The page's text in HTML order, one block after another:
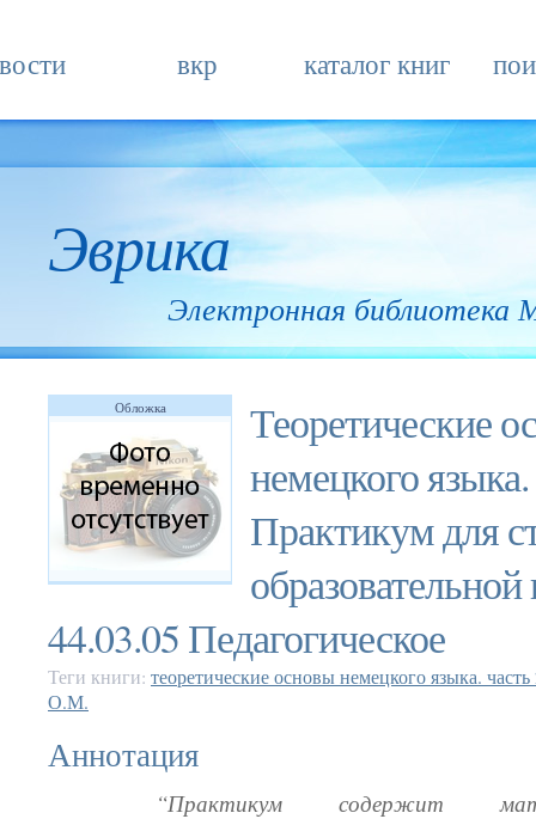
вкр каталог книг
Эврика
Электронная
Обложка
Теоретические
немецкого
Практикум для
44.03.05 Педагогическое
Теги книги: теоретические основы немецкого языка. часть
О.М.
Аннотация
“Практикум содержит